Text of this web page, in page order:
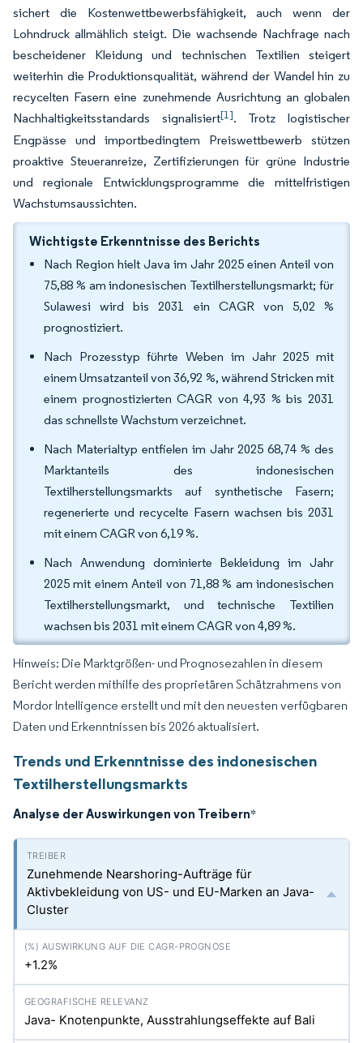
sichert die Kostenwettbewerbsfähigkeit, auch wenn der
Lohndruck allmählich steigt. Die wachsende Nachfrage nach
bescheidener Kleidung und technischen Textilien steigert
weiterhin die Produktionsqualität, während der Wandel hin zu
recycelten Fasern eine zunehmende Ausrichtung an globalen
Nachhaltigkeitsstandards signalisiert[1]. Trotz logistischer
Engpässe und importbedingtem Preiswettbewerb stützen
proaktive Steueranreize, Zertifizierungen für grüne Industrie
und regionale Entwicklungsprogramme die mittelfristigen
Wachstumsaussichten.
Wichtigste Erkenntnisse des Berichts
Nach Region hielt Java im Jahr 2025 einen Anteil von
75,88 % am indonesischen Textilherstellungsmarkt; für
Sulawesi wird bis 2031 ein CAGR von 5,02 %
prognostiziert.
Nach Prozesstyp führte Weben im Jahr 2025 mit
einem Umsatzanteil von 36,92 %, während Stricken mit
einem prognostizierten CAGR von 4,93 % bis 2031
das schnellste Wachstum verzeichnet.
Nach Materialtyp entfielen im Jahr 2025 68,74 % des
Marktanteils des indonesischen
Textilherstellungsmarkts auf synthetische Fasern;
regenerierte und recycelte Fasern wachsen bis 2031
mit einem CAGR von 6,19 %.
Nach Anwendung dominierte Bekleidung im Jahr
2025 mit einem Anteil von 71,88 % am indonesischen
Textilherstellungsmarkt, und technische Textilien
wachsen bis 2031 mit einem CAGR von 4,89 %.
Hinweis: Die Marktgrößen- und Prognosezahlen in diesem
Bericht werden mithilfe des proprietären Schätzrahmens von
Mordor Intelligence erstellt und mit den neuesten verfügbaren
Daten und Erkenntnissen bis 2026 aktualisiert.
Trends und Erkenntnisse des indonesischen
Textilherstellungsmarkts
Analyse der Auswirkungen von Treibern*
Zunehmende Nearshoring-Aufträge für
Aktivbekleidung von US- und EU-Marken an Java-
Cluster
+1.2%
Java- Knotenpunkte, Ausstrahlungseffekte auf Bali